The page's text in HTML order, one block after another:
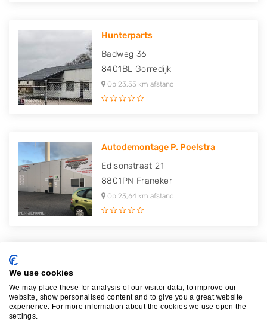
Hunterparts
Badweg 36
8401BL Gorredijk
Op 23,55 km afstand
Autodemontage P. Poelstra
Edisonstraat 21
8801PN Franeker
Op 23,64 km afstand
8471AD Wolvega
Op 23,79 km afstand
We use cookies
We may place these for analysis of our visitor data, to improve our
website, show personalised content and to give you a great website
experience. For more information about the cookies we use open the
settings.